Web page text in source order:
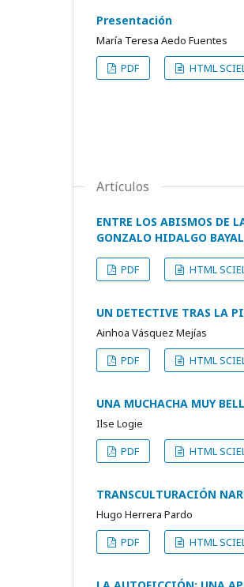
Presentación
María Teresa Aedo Fuentes
PDF
HTML
Artículos
ENTRE LOS ABISMOS DE
GONZALO HIDALGO BAYAL
PDF
HTML
UN DETECTIVE TRAS LA
Ainhoa Vásquez Mejías
PDF
HTML
UNA MUCHACHA MUY
Ilse Logie
PDF
HTML
TRANSCULTURACIÓN
Hugo Herrera Pardo
PDF
HTML